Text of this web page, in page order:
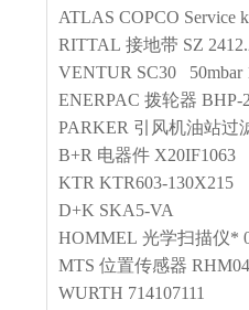
ATLAS COPCO Service
RITTAL 接地带 SZ
VENTUR SC30 50mbar
ENERPAC 拨轮器 BHP-
PARKER 引风机油站过
B+R 电器件 X20IF1063
KTR KTR603-130X215
D+K SKA5-VA
HOMMEL 光学扫描仪*
MTS 位置传感器
WURTH 714107111